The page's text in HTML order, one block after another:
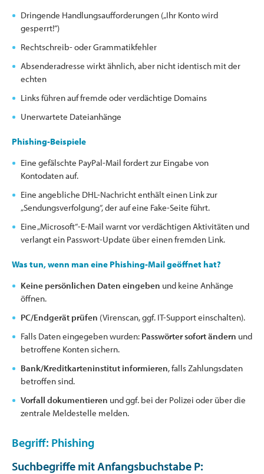
Dringende Handlungsaufforderungen („Ihr Konto wird
gesperrt!“)
Rechtschreib- oder Grammatikfehler
Absenderadresse wirkt ähnlich, aber nicht identisch mit der
echten
Links führen auf fremde oder verdächtige Domains
Unerwartete Dateianhänge
Phishing-Beispiele
Eine gefälschte PayPal-Mail fordert zur Eingabe von
Kontodaten auf.
Eine angebliche DHL-Nachricht enthält einen Link zur
„Sendungsverfolgung“, der auf eine Fake-Seite führt.
Eine „Microsoft“-E-Mail warnt vor verdächtigen Aktivitäten und
verlangt ein Passwort-Update über einen fremden Link.
Was tun, wenn man eine Phishing-Mail geöffnet hat?
Keine persönlichen Daten eingeben und keine Anhänge
öffnen.
PC/Endgerät prüfen (Virenscan, ggf. IT-Support einschalten).
Falls Daten eingegeben wurden: Passwörter sofort ändern und
betroffene Konten sichern.
Bank/Kreditkarteninstitut informieren, falls Zahlungsdaten
betroffen sind.
Vorfall dokumentieren und ggf. bei der Polizei oder über die
zentrale Meldestelle melden.
Begriff: Phishing
Suchbegriffe mit Anfangsbuchstabe P: